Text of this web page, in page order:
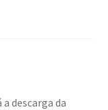
descarga da